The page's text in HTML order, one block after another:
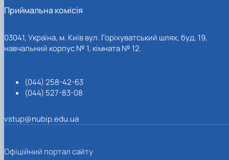
Приймальна комісія
03041, Україна, м. Київ вул. Горіхуватський шлях, буд. 19,
навчальний корпус № 1, кімната № 12.
(044) 258-42-63
(044) 527-83-08
vstup@nubip.edu.ua
Офіційний портал сайту